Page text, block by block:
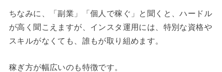
ちなみに、「副業」「個人で稼ぐ」と聞くと、ハードル
が高く聞こえますが、インスタ運用には、特別な資格や
スキルがなくても、誰もが取り組めます。
稼ぎ方が幅広いのも特徴です。